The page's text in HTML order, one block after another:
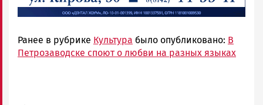
Ранее в рубрике Культура было опубликовано: В
Петрозаводске споют о любви на разных языках